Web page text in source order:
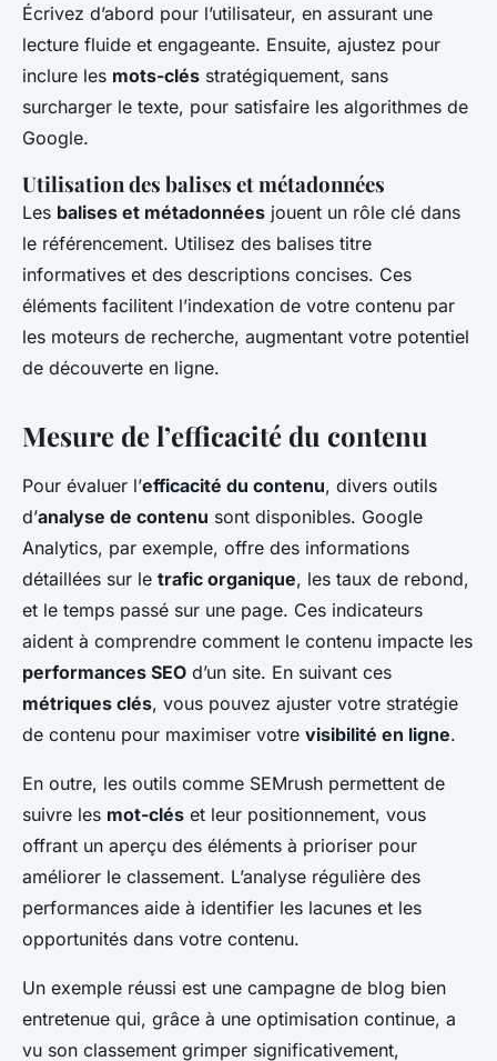
Écrivez d’abord pour l’utilisateur, en assurant une
lecture fluide et engageante. Ensuite, ajustez pour
inclure les mots-clés stratégiquement, sans
surcharger le texte, pour satisfaire les algorithmes de
Google.
Utilisation des balises et métadonnées
Les balises et métadonnées jouent un rôle clé dans
le référencement. Utilisez des balises titre
informatives et des descriptions concises. Ces
éléments facilitent l’indexation de votre contenu par
les moteurs de recherche, augmentant votre potentiel
de découverte en ligne.
Mesure de l’efficacité du contenu
Pour évaluer l’efficacité du contenu, divers outils
d’analyse de contenu sont disponibles. Google
Analytics, par exemple, offre des informations
détaillées sur le trafic organique, les taux de rebond,
et le temps passé sur une page. Ces indicateurs
aident à comprendre comment le contenu impacte les
performances SEO d’un site. En suivant ces
métriques clés, vous pouvez ajuster votre stratégie
de contenu pour maximiser votre visibilité en ligne.
En outre, les outils comme SEMrush permettent de
suivre les mot-clés et leur positionnement, vous
offrant un aperçu des éléments à prioriser pour
améliorer le classement. L’analyse régulière des
performances aide à identifier les lacunes et les
opportunités dans votre contenu.
Un exemple réussi est une campagne de blog bien
entretenue qui, grâce à une optimisation continue, a
vu son classement grimper significativement,